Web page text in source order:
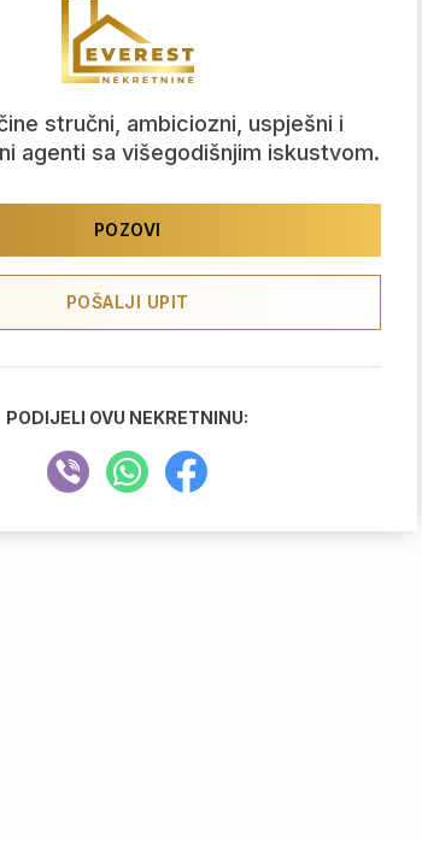
stručni, ambiciozni, uspješni i
agenti sa višegodišnjim iskustvom.
POZOVI
POŠALJI UPIT
PODIJELI OVU NEKRETNINU: